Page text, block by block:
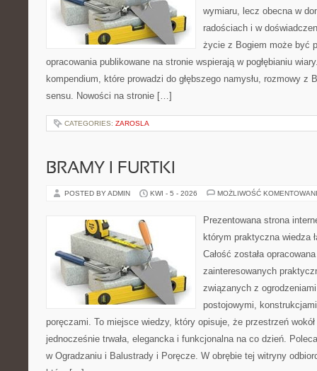
wymiaru, lecz obecna w
radościach i w
życie z Bogiem może być
opracowania publikowane na stronie wspierają w pogłębianiu
kompendium, które prowadzi do głębszego namysłu, rozmowy z
sensu. Nowości na stronie […]
CATEGORIES: ZAROSLA
BRAMY I FURTKI
POSTED BY ADMIN KWI - 5 - 2026 MOŻLIWOŚĆ
Prezentowana strona
którym praktyczna wiedza
Całość została
zainteresowanych
związanych z
postojowymi,
poręczami. To miejsce wiedzy, który opisuje, że przestrzeń
jednocześnie trwała, elegancka i funkcjonalna na co dzień.
w Ogradzaniu i Balustrady i Poręcze. W obrębie tej witryny